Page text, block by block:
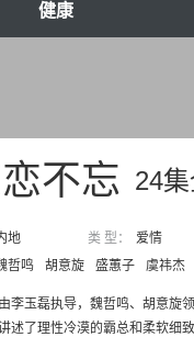
健康
24
不忘
地 类 型：
爱情
哲鸣 胡意旋 盛蕙子 虞祎杰
李玉磊执导，魏哲鸣、胡意
述了理性冷漠的霸总和柔软细